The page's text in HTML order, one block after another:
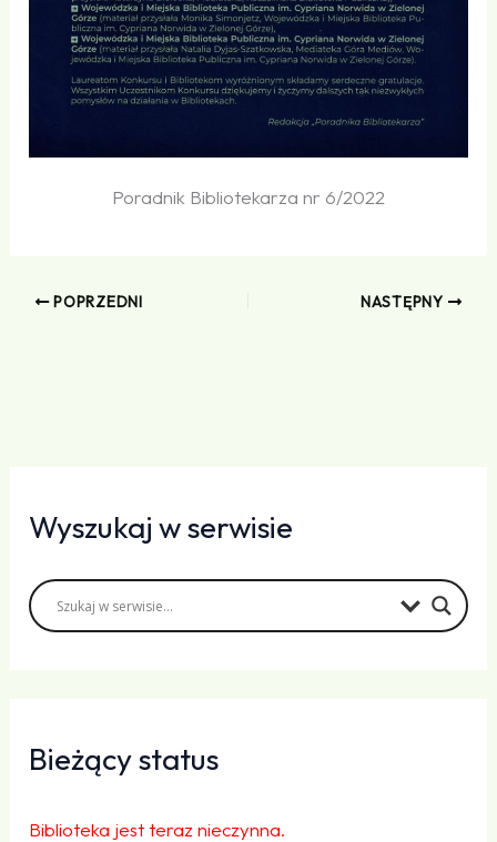
Poradnik Bibliotekarza nr 6/2022
POPRZEDNI NASTĘPNY
Wyszukaj w serwisie
Bieżący status
Biblioteka jest teraz nieczynna.